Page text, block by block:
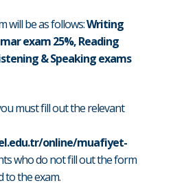
will be as follows:Writing
exam 25%, Reading
& Speaking exams
must fill out the relevant
online/muafiyet-
who do not fill out the form
to the exam.